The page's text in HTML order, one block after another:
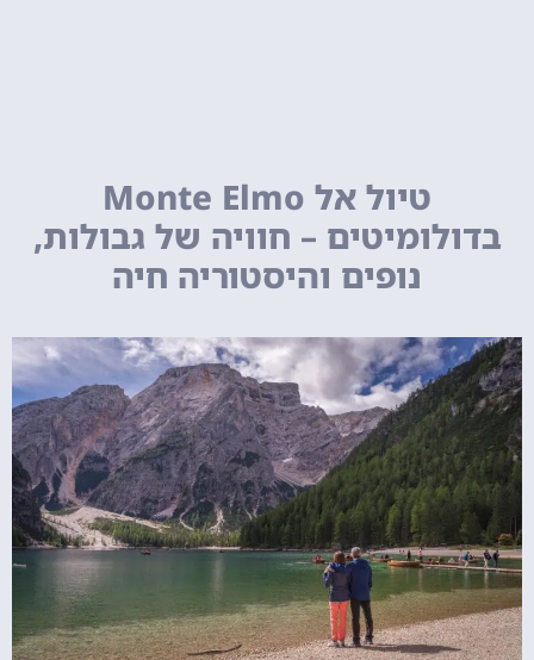
טיול אל Monte Elmo
בדולומיטים – חוויה של גבולות,
נופים והיסטוריה חיה